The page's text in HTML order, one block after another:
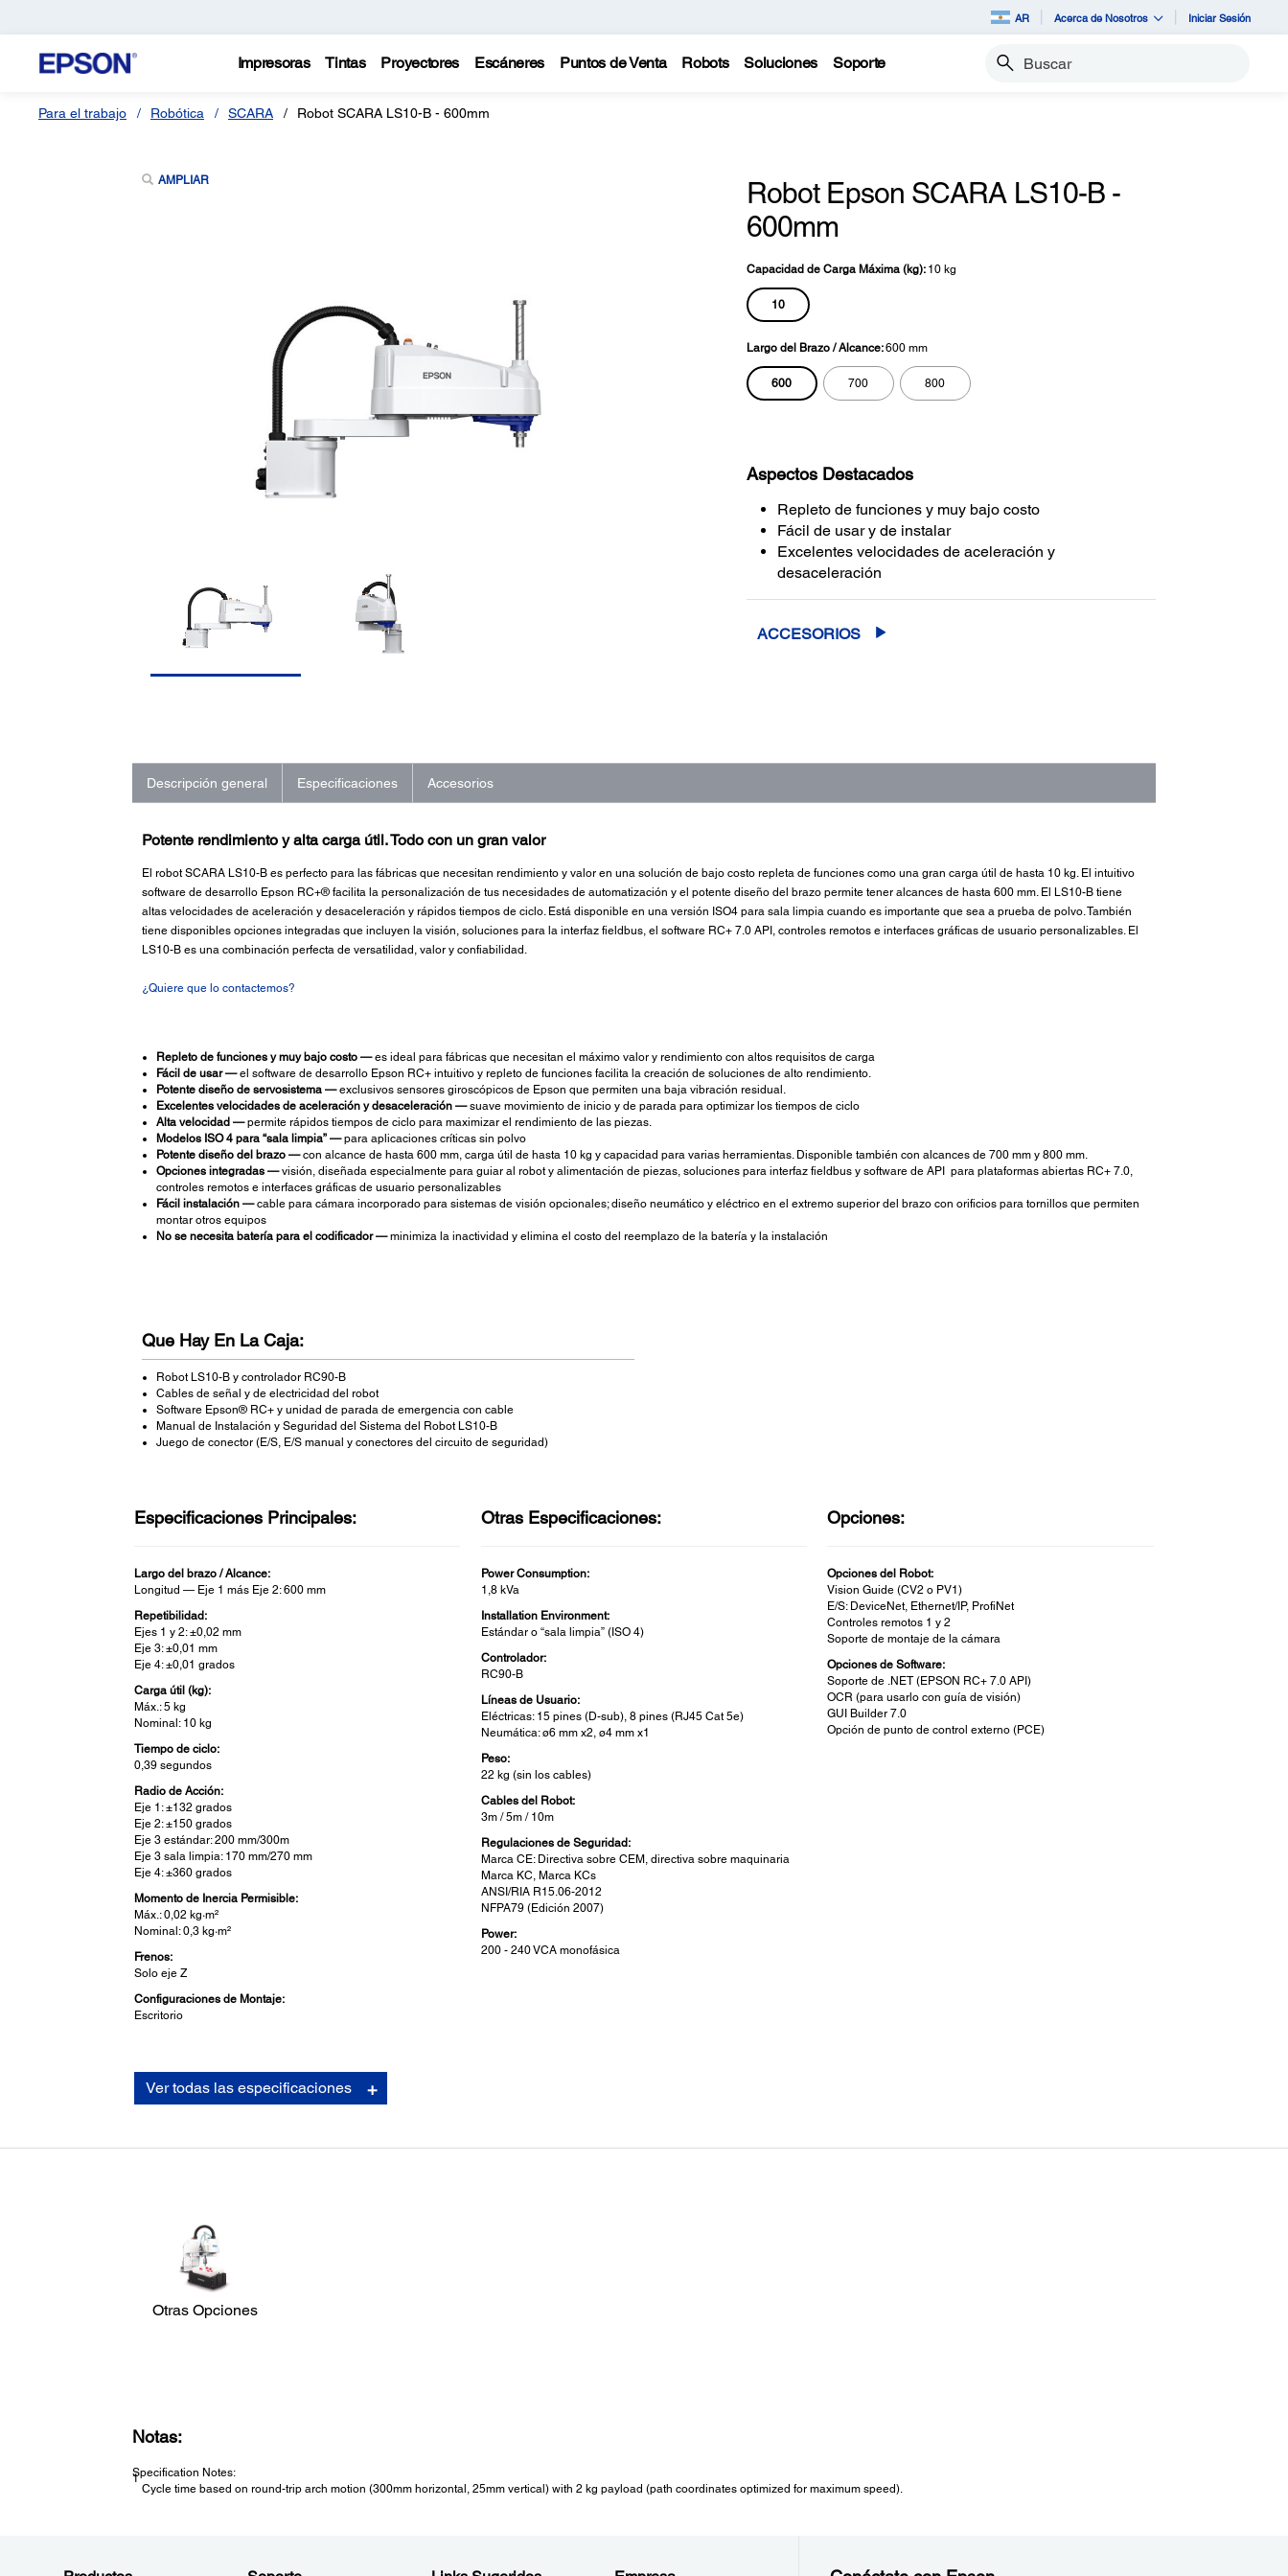
AR Acerca de Nosotros Iniciar Sesión
Impresoras Tintas Proyectores Escáneres Puntos de Venta Robots Soluciones Soporte Buscar
Para el trabajo Robótica SCARA Robot SCARA LS10-B - 600mm
AMPLIAR
Robot Epson SCARA LS10-B -
600mm
Capacidad de Carga Máxima (kg): 10 kg
10
Largo del Brazo / Alcance:600 mm
600 700 800
Aspectos Destacados
Repleto de funciones y muy bajo costo
Fácil de usar y de instalar
Excelentes velocidades de aceleración y
desaceleración
ACCESORIOS
Descripción general Especificaciones Accesorios
Potente rendimiento y alta carga útil. Todo con un gran valor
El robot SCARA LS10-B es perfecto para las fábricas que necesitan rendimiento y valor en una solución de bajo costo repleta de funciones como una gran carga útil de hasta 10 kg. El intuitivo
software de desarrollo Epson RC+® facilita la personalización de tus necesidades de automatización y el potente diseño del brazo permite tener alcances de hasta 600 mm. El LS10-B tiene
altas velocidades de aceleración y desaceleración y rápidos tiempos de ciclo. Está disponible en una versión ISO4 para sala limpia cuando es importante que sea a prueba de polvo. También
tiene disponibles opciones integradas que incluyen la visión, soluciones para la interfaz fieldbus, el software RC+ 7.0 API, controles remotos e interfaces gráficas de usuario personalizables. El
LS10-B es una combinación perfecta de versatilidad, valor y confiabilidad.
¿Quiere que lo contactemos?
Repleto de funciones y muy bajo costo —es ideal para fábricas que necesitan el máximo valor y rendimiento con altos requisitos de carga
Fácil de usar —el software de desarrollo Epson RC+ intuitivo y repleto de funciones facilita la creación de soluciones de alto rendimiento.
Potente diseño de servosistema —exclusivos sensores giroscópicos de Epson que permiten una baja vibración residual.
Excelentes velocidades de aceleración y desaceleración —suave movimiento de inicio y de parada para optimizar los tiempos de ciclo
Alta velocidad —permite rápidos tiempos de ciclo para maximizar el rendimiento de las piezas.
Modelos ISO 4 para “sala limpia” —para aplicaciones críticas sin polvo
Potente diseño del brazo —con alcance de hasta 600 mm, carga útil de hasta 10 kg y capacidad para varias herramientas. Disponible también con alcances de 700 mm y 800 mm.
Opciones integradas —visión, diseñada especialmente para guiar al robot y alimentación de piezas, soluciones para interfaz fieldbus y software de API para plataformas abiertas RC+ 7.0,
controles remotos e interfaces gráficas de usuario personalizables
Fácil instalación —cable para cámara incorporado para sistemas de visión opcionales; diseño neumático y eléctrico en el extremo superior del brazo con orificios para tornillos que permiten
montar otros equipos
No se necesita batería para el codificador —minimiza la inactividad y elimina el costo del reemplazo de la batería y la instalación
Que Hay En La Caja:
Robot LS10-B y controlador RC90-B
Cables de señal y de electricidad del robot
Software Epson® RC+ y unidad de parada de emergencia con cable
Manual de Instalación y Seguridad del Sistema del Robot LS10-B
Juego de conector (E/S, E/S manual y conectores del circuito de seguridad)
Especificaciones Principales:
Largo del brazo / Alcance:
Longitud — Eje 1 más Eje 2: 600 mm
Repetibilidad:
Ejes 1 y 2: ±0,02 mm
Eje 3: ±0,01 mm
Eje 4: ±0,01 grados
Carga útil (kg):
Máx.: 5 kg
Nominal: 10 kg
Tiempo de ciclo:
0,39 segundos
Radio de Acción:
Eje 1: ±132 grados
Eje 2: ±150 grados
Eje 3 estándar: 200 mm/300m
Eje 3 sala limpia: 170 mm/270 mm
Eje 4: ±360 grados
Momento de Inercia Permisible:
Máx.: 0,02 kg·m²
Nominal: 0,3 kg·m²
Frenos:
Solo eje Z
Configuraciones de Montaje:
Escritorio
Otras Especificaciones:
Power Consumption:
1,8 kVa
Installation Environment:
Estándar o “sala limpia” (ISO 4)
Controlador:
RC90-B
Líneas de Usuario:
Eléctricas: 15 pines (D-sub), 8 pines (RJ45 Cat 5e)
Neumática: ø6 mm x2, ø4 mm x1
Peso:
22 kg (sin los cables)
Cables del Robot:
3m / 5m / 10m
Regulaciones de Seguridad:
Marca CE: Directiva sobre CEM, directiva sobre maquinaria
Marca KC, Marca KCs
ANSI/RIA R15.06-2012
NFPA79 (Edición 2007)
Power:
200 - 240 VCA monofásica
Opciones:
Opciones del Robot:
Vision Guide (CV2 o PV1)
E/S: DeviceNet, Ethernet/IP, ProfiNet
Controles remotos 1 y 2
Soporte de montaje de la cámara
Opciones de Software:
Soporte de .NET (EPSON RC+ 7.0 API)
OCR (para usarlo con guía de visión)
GUI Builder 7.0
Opción de punto de control externo (PCE)
Largo del brazo / Alcance:
Tiempo de ciclo:
Installation Environment:
Ver todas las especificaciones
Otras Opciones
Notas:
Specification Notes:
1
Cycle time based on round-trip arch motion (300mm horizontal, 25mm vertical) with 2 kg payload (path coordinates optimized for maximum speed).